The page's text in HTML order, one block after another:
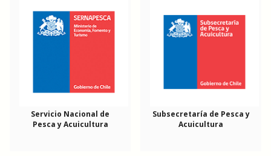
Servicio Nacional de
Pesca y Acuicultura
Subsecretaría de Pesca y
Acuicultura